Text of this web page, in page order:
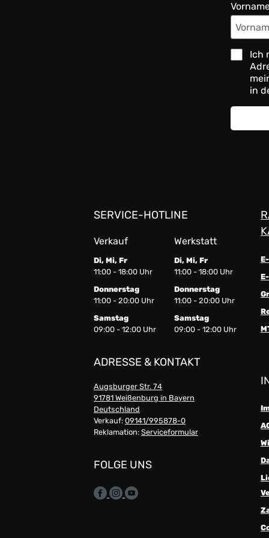
Ich
in
SERVICE-HOTLINE
Verkauf Werkstatt
Di, Mi, Fr
11:00 - 18:00 Uhr
Di, Mi, Fr
11:00 - 18:00 Uhr
Donnerstag
11:00 - 20:00 Uhr
Donnerstag
11:00 - 20:00 Uhr
Samstag
09:00 - 12:00 Uhr
Samstag
09:00 - 12:00 Uhr
ADRESSE & KONTAKT
Augsburger Str. 74
91781 Weißenburg in Bayern
Deutschland
Verkauf: 09141/995878-0
Reklamation: Serviceformular
FOLGE UNS